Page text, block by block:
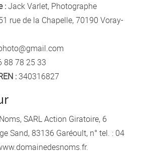
:Jack Varlet, Photographe
rue de la Chapelle, 70190 Voray-
ail.com
88 78 25 33
:340316827
SARL Action Giratoire, 6
Sand, 83136 Garéoult, n° tel. : 04